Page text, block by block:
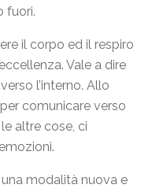
fuori.
il corpo ed il respiro
Vale a dire
l’interno. Allo
comunicare verso
altre cose, ci
modalità nuova e